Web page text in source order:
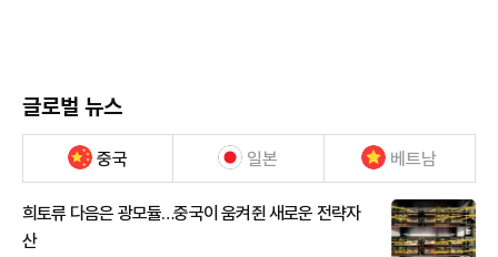
글로벌 뉴스
중국 일본 베트남
희토류 다음은 광모듈…중국이 움켜쥔 새로운 전략자
산